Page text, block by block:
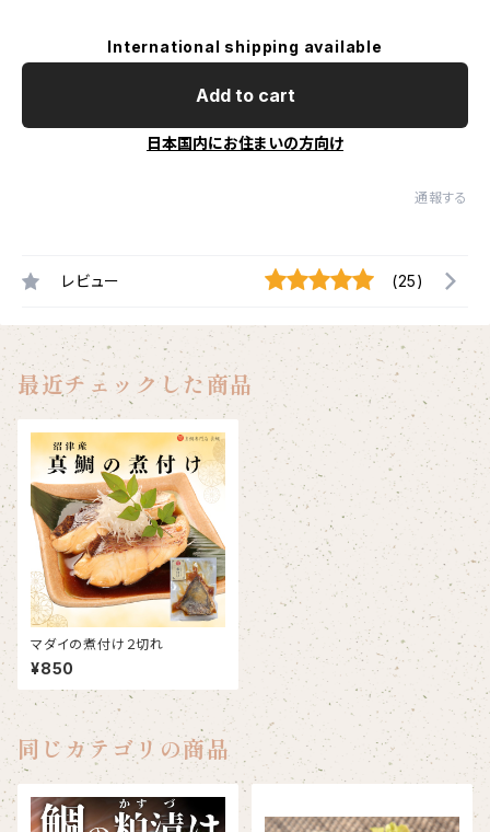
International shipping available
Add to cart
日本国内にお住まいの方向け
通報する
レビュー (25)
最近チェックした商品
マダイの煮付け２切れ
¥850
同じカテゴリの商品